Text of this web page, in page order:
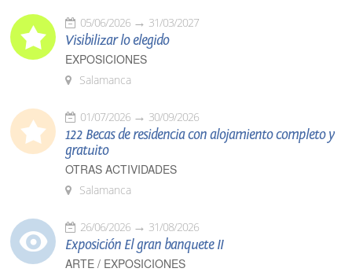
05/06/2026 31/03/2027
Visibilizar lo elegido
EXPOSICIONES
Salamanca
01/07/2026 30/09/2026
122 Becas de residencia con alojamiento completo y
gratuito
OTRAS ACTIVIDADES
Salamanca
26/06/2026 31/08/2026
Exposición El gran banquete II
ARTE / EXPOSICIONES